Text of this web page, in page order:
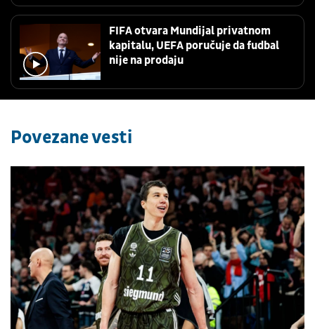
FIFA otvara Mundijal privatnom
kapitalu, UEFA poručuje da fudbal
nije na prodaju
Povezane vesti